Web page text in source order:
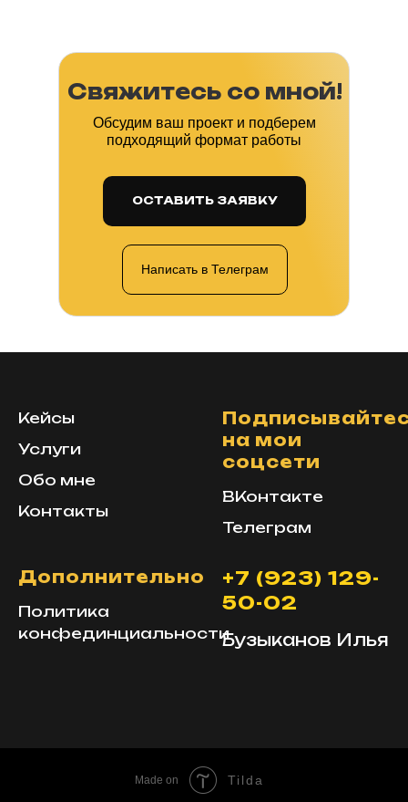
Свяжитесь со мной!
Обсудим ваш проект и подберем
подходящий формат работы
Написать в Телеграм
ОСТАВИТЬ ЗАЯВКУ
Кейсы
Услуги
Обо мне
Контакты
на мои
соцсети
ВКонтакте
Телеграм
Дополнительно
Политика
конфединциальности
+7 (923) 129-
50-02
Бузыканов Илья
Made on Tilda